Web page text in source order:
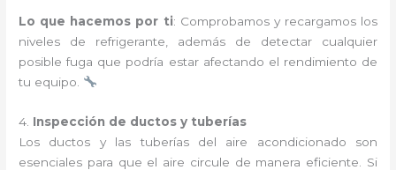
Lo que hacemos por ti: Comprobamos y recargamos los
niveles de refrigerante, además de detectar cualquier
posible fuga que podría estar afectando el rendimiento de
tu equipo.
4. Inspección de ductos y tuberías
Los ductos y las tuberías del aire acondicionado son
esenciales para que el aire circule de manera eficiente. Si